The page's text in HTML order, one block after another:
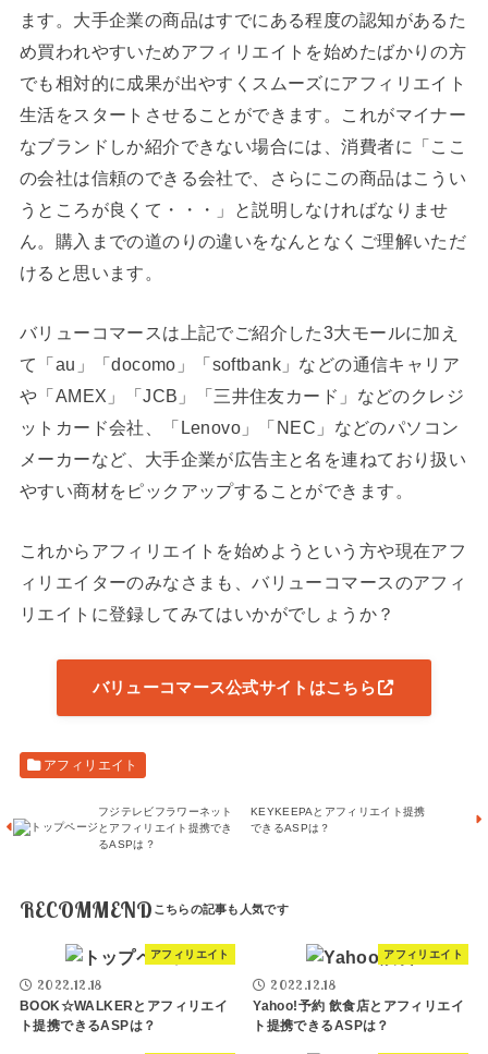
ます。大手企業の商品はすでにある程度の認知があるた
め買われやすいためアフィリエイトを始めたばかりの方
でも相対的に成果が出やすくスムーズにアフィリエイト
生活をスタートさせることができます。これがマイナー
なブランドしか紹介できない場合には、消費者に「ここ
の会社は信頼のできる会社で、さらにこの商品はこうい
うところが良くて・・・」と説明しなければなりませ
ん。購入までの道のりの違いをなんとなくご理解いただ
けると思います。
バリューコマースは上記でご紹介した3大モールに加え
て「au」「docomo」「softbank」などの通信キャリア
や「AMEX」「JCB」「三井住友カード」などのクレジ
ットカード会社、「Lenovo」「NEC」などのパソコン
メーカーなど、大手企業が広告主と名を連ねており扱い
やすい商材をピックアップすることができます。
これからアフィリエイトを始めようという方や現在アフ
ィリエイターのみなさまも、バリューコマースのアフィ
リエイトに登録してみてはいかがでしょうか？
バリューコマース公式サイトはこちら
アフィリエイト
フジテレビフラワーネット
とアフィリエイト提携でき
るASPは？
KEYKEEPAとアフィリエイト提携
できるASPは？
RECOMMEND
アフィリエイト
2022.12.18
BOOK☆WALKERとアフィリエイ
ト提携できるASPは？
アフィリエイト
2022.12.18
Yahoo!予約 飲食店とアフィリエイ
ト提携できるASPは？